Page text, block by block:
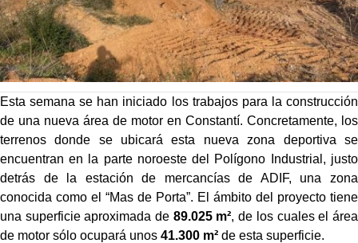
Esta semana se han iniciado los trabajos para la construcción
de una nueva área de motor en Constantí. Concretamente, los
terrenos donde se ubicará esta nueva zona deportiva se
encuentran en la parte noroeste del Polígono Industrial, justo
detrás de la estación de mercancías de ADIF, una zona
conocida como el “Mas de Porta”. El ámbito del proyecto tiene
una superficie aproximada de 89.025 m², de los cuales el área
de motor sólo ocupará unos 41.300 m² de esta superficie.